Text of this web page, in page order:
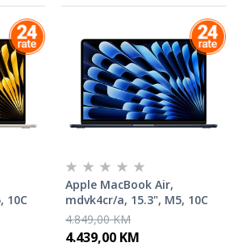
10C
Apple MacBook Air,
mdvk4cr/a, 15.3", M5, 10C
GPU, 16GB RAM, 1TB SSD,
Midnight, laptop
4.849,00 KM
4.439,00 KM